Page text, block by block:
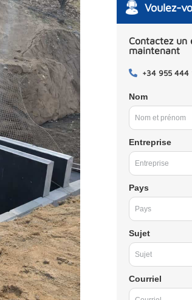
Voulez-
Contactez un
maintenant
+34 955 444
Nom
Entreprise
Pays
Sujet
Courriel